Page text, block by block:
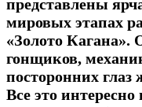
представлены
мировых этапах
«Золото Кагана».
гонщиков,
посторонних глаз
Все это